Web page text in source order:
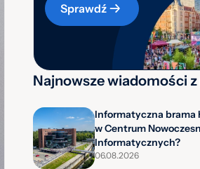
Sprawdź
Najnowsze wiadomości
Informatyczna brama
w Centrum
Informatycznych?
06.08.2026